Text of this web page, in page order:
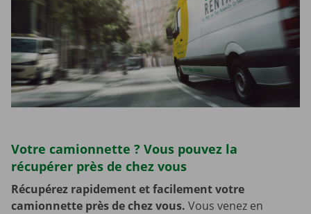
Votre camionnette ? Vous pouvez la
récupérer près de chez vous
Récupérez rapidement et facilement votre
camionnette près de chez vous. Vous venez en